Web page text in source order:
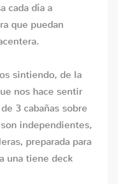
cada día a
que puedan
sintiendo, de la
nos hace sentir
3 cabañas sobre
independientes,
preparada para
una tiene deck